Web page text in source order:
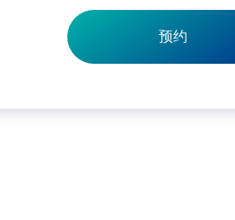
预约